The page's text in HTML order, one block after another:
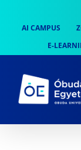
content
AI CAMPUS
E-